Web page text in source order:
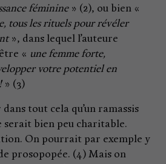
féminine» (2), ou bien «
tous les rituels pour révéler
», dans lequel l’auteure
« une femme forte,
votre potentiel en
» (3)
tout cela qu’un ramassis
serait bien peu charitable.
On pourrait par exemple y
prosopopée. (4) Mais on